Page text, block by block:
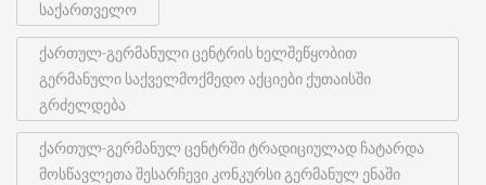
საქართველო
ქართულ-გერმანული ცენტრის ხელშეწყობით
გერმანული საქველმოქმედო აქციები ქუთაისში
გრძელდება
ქართულ-გერმანულ ცენტრში ტრადიციულად ჩატარდა
მოსწავლეთა შესარჩევი კონკურსი გერმანულ ენაში